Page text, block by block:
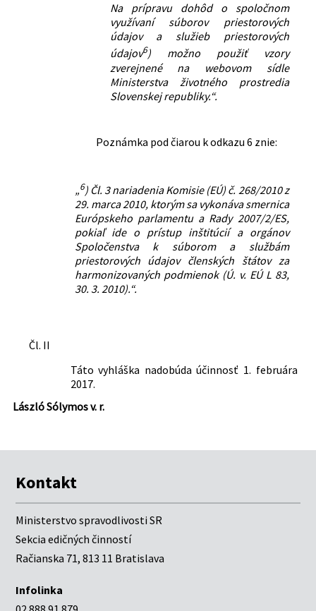
Na prípravu dohôd o spoločnom
využívaní súborov priestorových
údajov a služieb priestorových
údajov6) možno použiť vzory
zverejnené na webovom sídle
Ministerstva životného prostredia
Slovenskej republiky.“.
Poznámka pod čiarou k odkazu 6 znie:
„6) Čl. 3 nariadenia Komisie (EÚ) č. 268/2010 z
29. marca 2010, ktorým sa vykonáva smernica
Európskeho parlamentu a Rady 2007/2/ES,
pokiaľ ide o prístup inštitúcií a orgánov
Spoločenstva k súborom a službám
priestorových údajov členských štátov za
harmonizovaných podmienok (Ú. v. EÚ L 83,
30. 3. 2010).“.
Čl. II
Táto vyhláška nadobúda účinnosť 1. februára
2017.
László Sólymos v. r.
Kontakt
Ministerstvo spravodlivosti SR
Sekcia edičných činností
Račianska 71, 813 11 Bratislava
Infolinka